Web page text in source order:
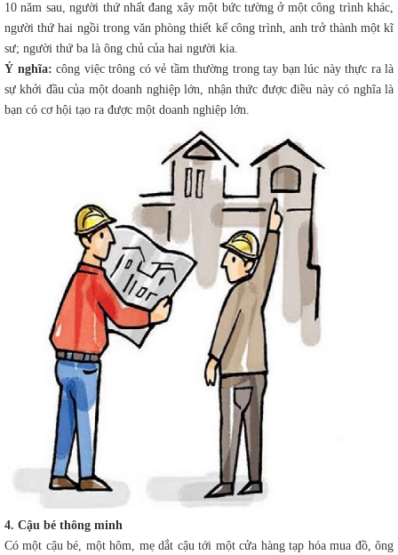
10 năm sau, người thứ nhất đang xây một bức tường ở một công trình khác,
người thứ hai ngồi trong văn phòng thiết kế công trình, anh trở thành một kĩ
sư; người thứ ba là ông chủ của hai người kia.
Ý nghĩa: công việc trông có vẻ tầm thường trong tay bạn lúc này thực ra là
sự khởi đầu của một doanh nghiệp lớn, nhận thức được điều này có nghĩa là
bạn có cơ hội tạo ra được một doanh nghiệp lớn.
4. Cậu bé thông minh
Có một cậu bé, một hôm, mẹ dắt cậu tới một cửa hàng tạp hóa mua đồ, ông